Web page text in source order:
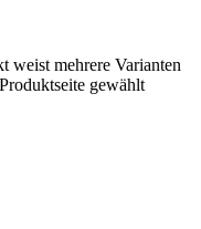
weist mehrere Varianten
gewählt